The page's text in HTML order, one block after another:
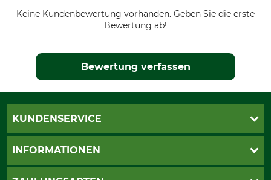
Keine Kundenbewertung vorhanden. Geben Sie die erste
Bewertung ab!
Bewertung verfassen
KUNDENSERVICE
Live-Shopping
INFORMATIONEN
AGB